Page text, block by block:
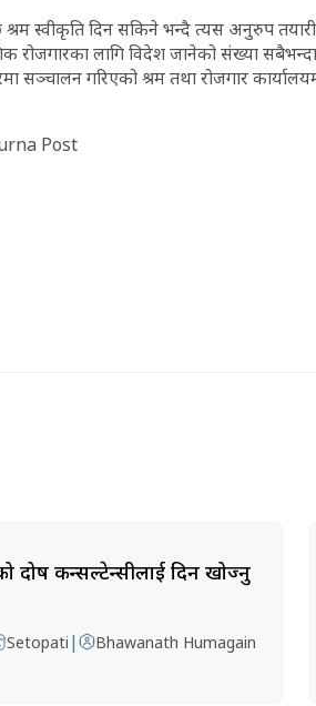
श्रम स्वीकृति दिन सकिने भन्दै त्यस अनुरुप
रोजगारका लागि विदेश जानेको संख्या सबैभन्दा
गरिएको श्रम तथा रोजगार
Post
दोष कन्सल्टेन्सीलाई दिन खोज्नु
Setopati | Bhawanath Humagain